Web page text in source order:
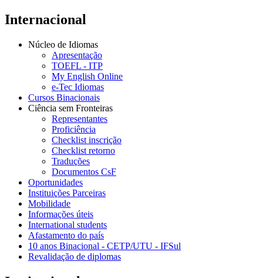
Internacional
Núcleo de Idiomas
Apresentação
TOEFL - ITP
My English Online
e-Tec Idiomas
Cursos Binacionais
Ciência sem Fronteiras
Representantes
Proficiência
Checklist inscrição
Checklist retorno
Traduções
Documentos CsF
Oportunidades
Instituições Parceiras
Mobilidade
Informações úteis
International students
Afastamento do país
10 anos Binacional - CETP/UTU - IFSul
Revalidação de diplomas